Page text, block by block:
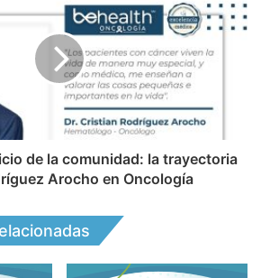
de la comunidad: la trayectoria
Arocho en Oncología